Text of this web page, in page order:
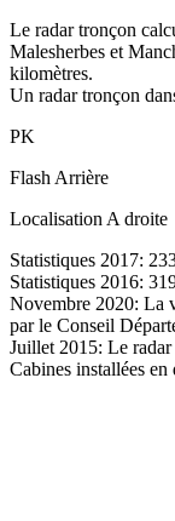
Le radar tronçon
Malesherbes et
kilomètres.
Un radar tronçon
PK
Flash Arrière
Localisation A droite
Statistiques 2017:
Statistiques 2016:
Novembre 2020: La
par le Conseil
Juillet 2015: Le
Cabines installées en